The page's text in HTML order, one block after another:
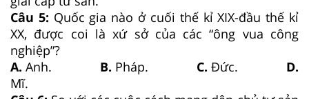
Câu 5: Quốc gia nào ở cuối thế kỉ XIX-đầu thế kỉ
XX, được coi là xứ sở của các “ông vua công
nghiệp”?
A.Anh. B. Pháp. C.Đức. D.
Mĩ.